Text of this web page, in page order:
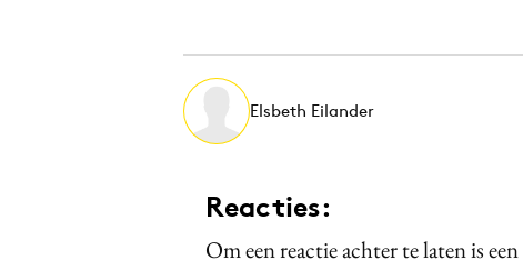
Elsbeth Eilander
Reacties:
Om een reactie achter te laten is